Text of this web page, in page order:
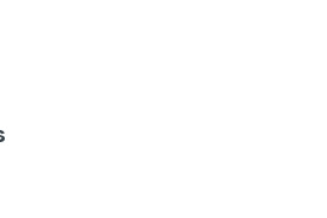
his medical degree from
School.